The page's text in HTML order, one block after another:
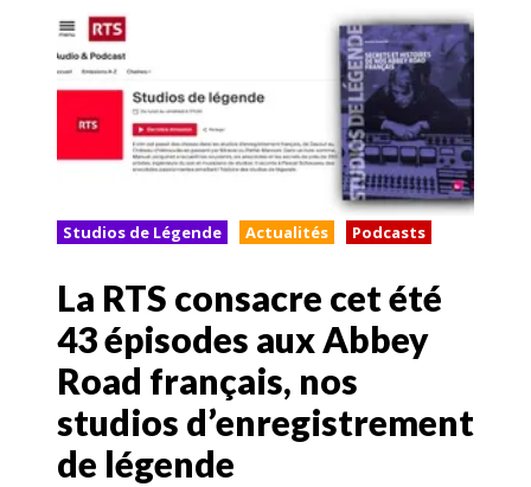
Studios de Légende Actualités Podcasts
La RTS consacre cet été
43 épisodes aux Abbey
Road français, nos
studios d’enregistrement
de légende